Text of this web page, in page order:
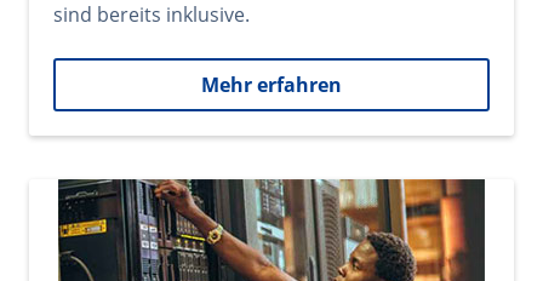
sind bereits inklusive.
Mehr erfahren